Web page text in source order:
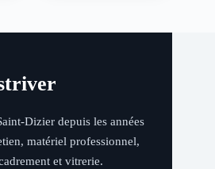
Dizier depuis les années
matériel professionnel,
et vitrerie.